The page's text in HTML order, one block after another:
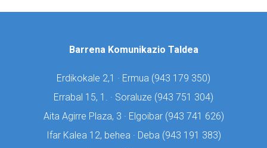
Barrena Komunikazio Taldea
Erdikokale 2,1 · Ermua (943 179 350)
Errabal 15, 1. · Soraluze (943 751 304)
Aita Agirre Plaza, 3 · Elgoibar (943 741 626)
Ifar Kalea 12, behea · Deba (943 191 383)